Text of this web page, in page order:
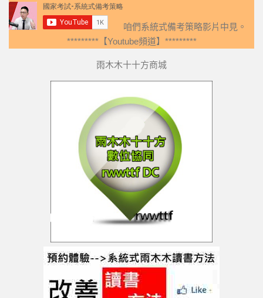
咱們系統式備考策略影片中見。
*********【Youtube頻道】*********
雨木木十十方商城